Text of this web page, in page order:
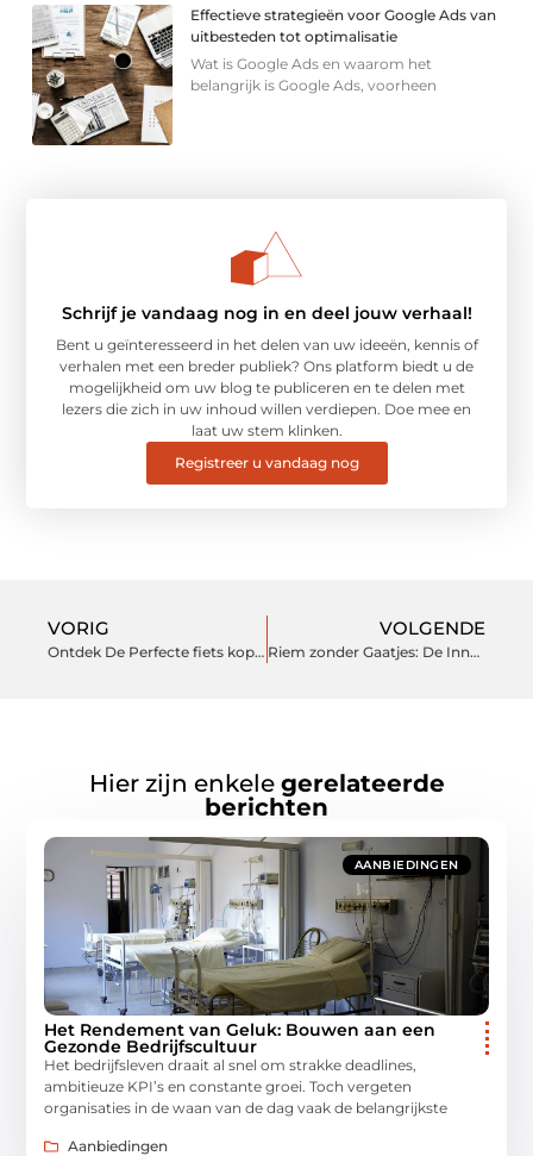
Effectieve strategieën voor Google Ads van
uitbesteden tot optimalisatie
Wat is Google Ads en waarom het
belangrijk is Google Ads, voorheen
Schrijf je vandaag nog in en deel jouw verhaal!
Bent u geïnteresseerd in het delen van uw ideeën, kennis of
verhalen met een breder publiek? Ons platform biedt u de
mogelijkheid om uw blog te publiceren en te delen met
lezers die zich in uw inhoud willen verdiepen. Doe mee en
laat uw stem klinken.
Registreer u vandaag nog
VORIG
Ontdek De Perfecte fiets kopen in Meppel
VOLGENDE
Riem zonder Gaatjes: De Innovatieve Keuze voor Stijl en Comfort
Hier zijn enkele gerelateerde
berichten
AANBIEDINGEN
Het Rendement van Geluk: Bouwen aan een
Gezonde Bedrijfscultuur
Het bedrijfsleven draait al snel om strakke deadlines,
ambitieuze KPI’s en constante groei. Toch vergeten
organisaties in de waan van de dag vaak de belangrijkste
Aanbiedingen